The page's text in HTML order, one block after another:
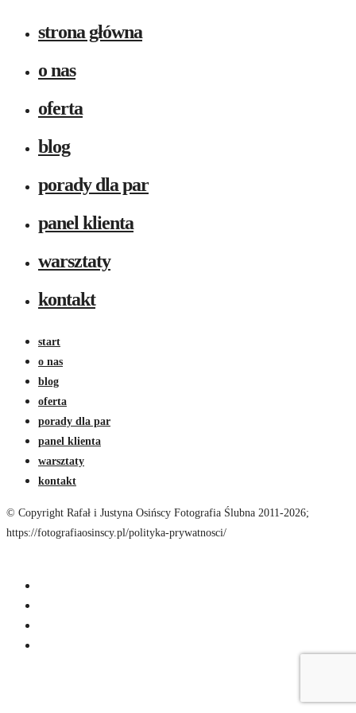
strona główna
o nas
oferta
blog
porady dla par
panel klienta
warsztaty
kontakt
start
o nas
blog
oferta
porady dla par
panel klienta
warsztaty
kontakt
© Copyright Rafał i Justyna Osińscy Fotografia Ślubna 2011-2026;
https://fotografiaosinscy.pl/polityka-prywatnosci/